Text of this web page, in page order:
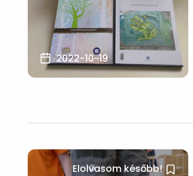
2022-10-19
Elolvasom később!